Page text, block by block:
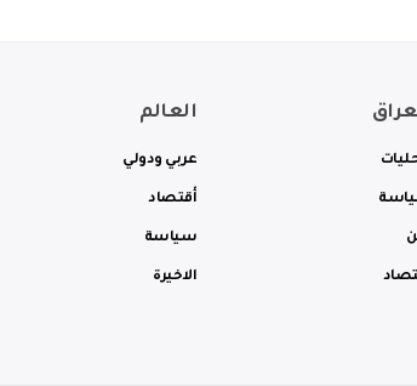
العالم
عربي ودولي
أقتصاد
سياسة
الاخيرة